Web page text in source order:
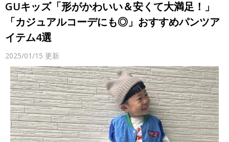
GUキッズ「形がかわいい＆安くて大満足！」
「カジュアルコーデにも◎」おすすめパンツア
イテム4選
2025/01/15 更新